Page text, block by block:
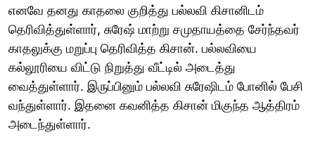
எனவே தனது காதலை குறித்து பல்லவி கிசானிடம்
தெரிவித்துள்ளார், சுரேஷ் மாற்று சமுதாயத்தை சேர்ந்தவர்
காதலுக்கு மறுப்பு தெரிவித்த கிசான். பல்லவியை
கல்லூரியை விட்டு நிறுத்து வீட்டில் அடைத்து
வைத்துள்ளார். இருப்பினும் பல்லவி சுரேஷிடம் போனில் பேசி
வந்துள்ளார். இதனை கவனித்த கிசான் மிகுந்த ஆத்திரம்
அடைந்துள்ளார்.